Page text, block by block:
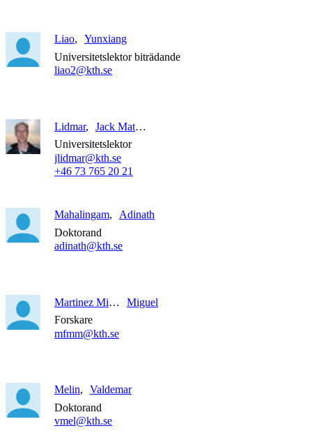
Liao
Yunxiang
Universitetslektor biträdande
liao2@kth.se
Lidmar
Jack Mattias
Universitetslektor
jlidmar@kth.se
+46 73 765 20 21
Mahalingam
Adinath
Doktorand
adinath@kth.se
Martinez Miquel
Miguel
Forskare
mfmm@kth.se
Melin
Valdemar
Doktorand
vmel@kth.se